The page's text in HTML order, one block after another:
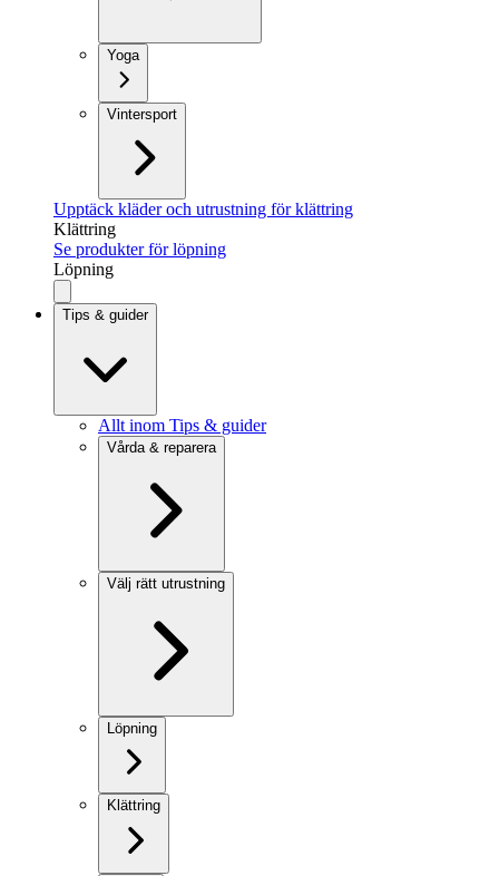
Yoga
Vintersport
Upptäck kläder och utrustning för klättring
Klättring
Se produkter för löpning
Löpning
Tips & guider
Allt inom Tips & guider
Vårda & reparera
Välj rätt utrustning
Löpning
Klättring